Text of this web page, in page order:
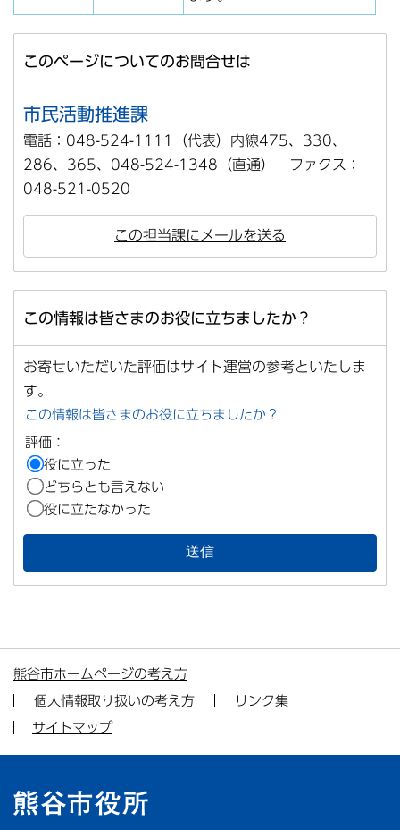
このページについてのお問合せは
市民活動推進課
電話：048-524-1111（代表）内線475、330、
286、365、048-524-1348（直通） ファクス：
048-521-0520
この担当課にメールを送る
この情報は皆さまのお役に立ちましたか？
お寄せいただいた評価はサイト運営の参考といたしま
す。
この情報は皆さまのお役に立ちましたか？
評価：
役に立った
どちらとも言えない
役に立たなかった
熊谷市ホームページの考え方
個人情報取り扱いの考え方
リンク集
サイトマップ